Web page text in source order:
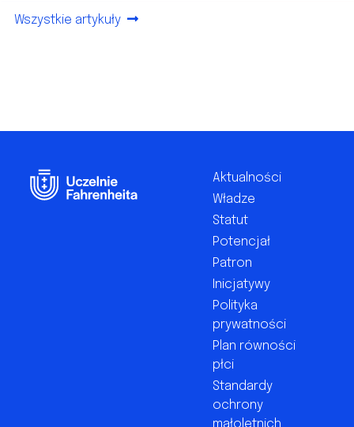
Wszystkie artykuły
Aktualności
Władze
Statut
Potencjał
Patron
Inicjatywy
Polityka
prywatności
Plan równości
płci
Standardy
ochrony